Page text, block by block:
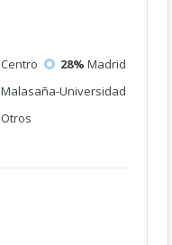
Centro 28% Madrid
Malasaña-Universidad
Otros